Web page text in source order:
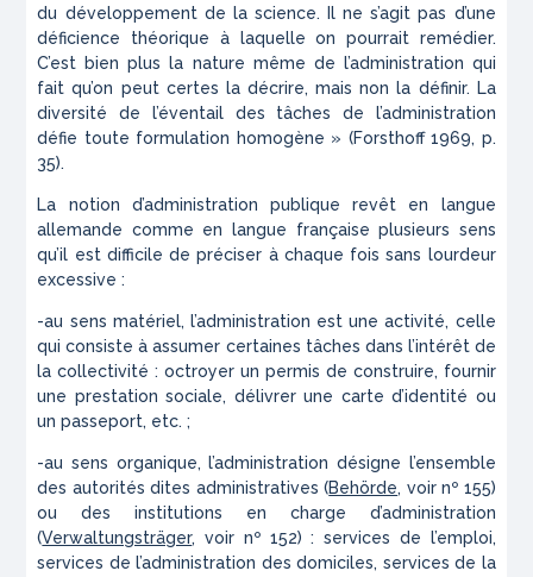
du développement de la science. Il ne s’agit pas d’une
déficience théorique à laquelle on pourrait remédier.
C’est bien plus la nature même de l’administration qui
fait qu’on peut certes la décrire, mais non la définir. La
diversité de l’éventail des tâches de l’administration
défie toute formulation homogène » (Forsthoff 1969, p.
35).
La notion d’administration publique revêt en langue
allemande comme en langue française plusieurs sens
qu’il est difficile de préciser à chaque fois sans lourdeur
excessive :
-au sens matériel, l’administration est une activité, celle
qui consiste à assumer certaines tâches dans l’intérêt de
la collectivité : octroyer un permis de construire, fournir
une prestation sociale, délivrer une carte d’identité ou
un passeport, etc. ;
-au sens organique, l’administration désigne l’ensemble
des autorités dites administratives (Behörde, voir nº 155)
ou des institutions en charge d’administration
(Verwaltungsträger, voir nº 152) : services de l’emploi,
services de l’administration des domiciles, services de la